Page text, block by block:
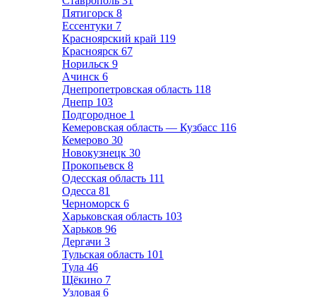
Пятигорск 8
Ессентуки 7
Красноярский край 119
Красноярск 67
Норильск 9
Ачинск 6
Днепропетровская область 118
Днепр 103
Подгородное 1
Кемеровская область — Кузбасс 116
Кемерово 30
Новокузнецк 30
Прокопьевск 8
Одесская область 111
Одесса 81
Черноморск 6
Харьковская область 103
Харьков 96
Дергачи 3
Тульская область 101
Тула 46
Щёкино 7
Узловая 6